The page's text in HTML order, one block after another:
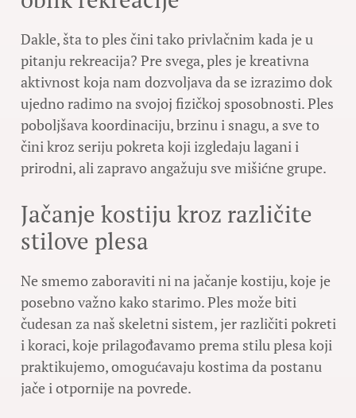
Dakle, šta to ples čini tako privlačnim kada je u
pitanju rekreacija? Pre svega, ples je kreativna
aktivnost koja nam dozvoljava da se izrazimo dok
ujedno radimo na svojoj fizičkoj sposobnosti. Ples
poboljšava koordinaciju, brzinu i snagu, a sve to
čini kroz seriju pokreta koji izgledaju lagani i
prirodni, ali zapravo angažuju sve mišićne grupe.
Jačanje kostiju kroz različite
stilove plesa
Ne smemo zaboraviti ni na jačanje kostiju, koje je
posebno važno kako starimo. Ples može biti
čudesan za naš skeletni sistem, jer različiti pokreti
i koraci, koje prilagođavamo prema stilu plesa koji
praktikujemo, omogućavaju kostima da postanu
jače i otpornije na povrede.